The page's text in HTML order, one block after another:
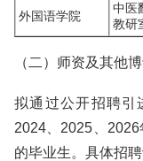
外国语学院
中医
教研
（二）师资及其他
拟通过公开招聘引
2024、2025、
的毕业生。具体招